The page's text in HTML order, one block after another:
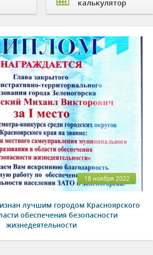
калькулятор
18 ноября 2022
лучшим городом Красноярского
обеспечения безопасности
жизнедеятельности